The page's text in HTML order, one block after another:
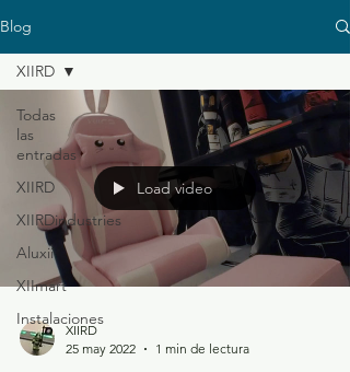
Blog
Todas
las
entradas
XIIRD
XIIRDindustries
Aluxii
XIImart
Instalaciones
XIIRD
Load video
XIIRD
25 may 2022
1 min de lectura